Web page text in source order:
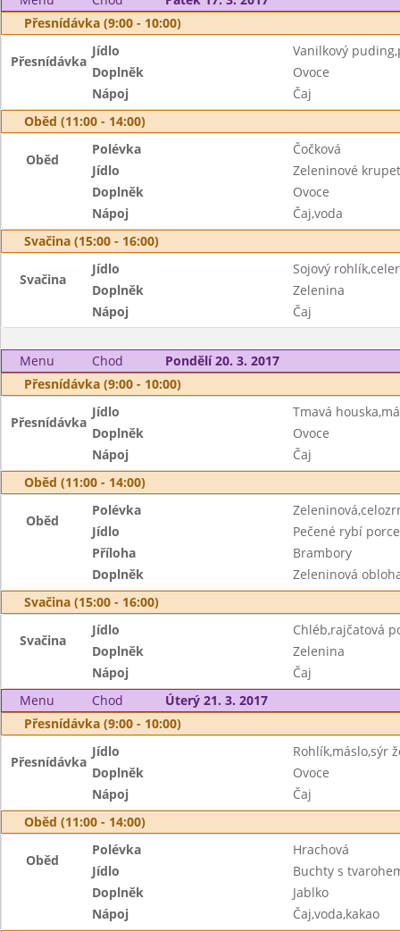
Přesnídávka (9:00 - 10:00)
Přesnídávka
Jídlo
Vanilkový
Doplněk
Ovoce
Nápoj
Čaj
Oběd (11:00 - 14:00)
Oběd
Polévka
Čočková
Jídlo
Zeleninové
Doplněk
Ovoce
Nápoj
Čaj,voda
Svačina (15:00 - 16:00)
Svačina
Jídlo
Sojový
Doplněk
Zelenina
Nápoj
Čaj
Menu Chod
Pondělí 20. 3. 2017
Přesnídávka (9:00 - 10:00)
Přesnídávka
Jídlo
Tmavá
Doplněk
Ovoce
Nápoj
Čaj
Oběd (11:00 - 14:00)
Oběd
Polévka
Jídlo
Pečené rybí porce
Příloha
Brambory
Doplněk
Zeleninová
Svačina (15:00 - 16:00)
Svačina
Jídlo
Chléb,rajčatová
Doplněk
Zelenina
Nápoj
Čaj
Menu
Chod
Úterý 21. 3. 2017
Přesnídávka (9:00 - 10:00)
Přesnídávka
Jídlo
Rohlík,máslo,sýr
Doplněk
Ovoce
Nápoj
Čaj
Oběd (11:00 - 14:00)
Oběd
Polévka
Hrachová
Jídlo
Buchty s
Doplněk
Jablko
Nápoj
Čaj,voda,kakao